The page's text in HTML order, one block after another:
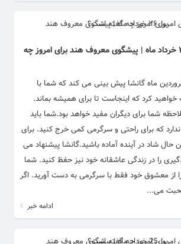
فال هندی امروز ۲۶ خرداد ماه | پیشگوی معروف هند برای امروز چه
ماه گانشا پیش بینی می کند که شما با
کرد که اینجاست تا برای همیشه بماند.
شما برای دیگران مفید خواهد بود.شما باید
که برای راحتی و سرگرمی کمی خرج کنید. برای
شاد در آینده آماده باشید.گانشا پیشنهاد می
را در زندگی عاشقانه خود نیز حفظ کنید. شما
از معشوق خود فقط با سرگرمی به دست آورید. اگر
می...
ادامه خبر